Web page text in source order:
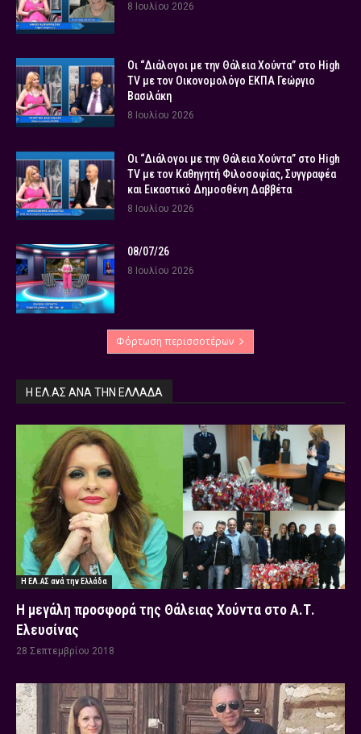
8 Ιουλίου 2026
Οι “Διάλογοι με την Θάλεια Χούντα” στο High
TV με τον Οικονομολόγο ΕΚΠΑ Γεώργιο
Βασιλάκη
8 Ιουλίου 2026
Οι “Διάλογοι με την Θάλεια Χούντα” στο High
TV με τον Καθηγητή Φιλοσοφίας, Συγγραφέα
και Εικαστικό Δημοσθένη Δαββέτα
8 Ιουλίου 2026
08/07/26
8 Ιουλίου 2026
Φόρτωση περισσοτέρων
Η ΕΛ.ΑΣ ΑΝΆ ΤΗΝ ΕΛΛΆΔΑ
Η ΕΛ.ΑΣ ανά την Ελλάδα
Η μεγάλη προσφορά της Θάλειας Χούντα στο Α.Τ.
Ελευσίνας
28 Σεπτεμβρίου 2018